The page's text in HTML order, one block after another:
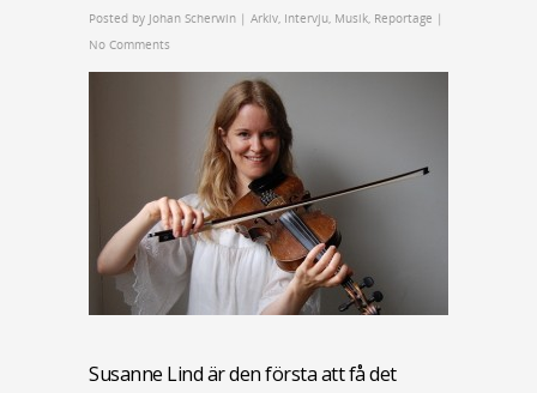
Posted by Johan Scherwin | Arkiv Intervju Musik Reportage |
No Comments
Susanne Lind är den första att få det